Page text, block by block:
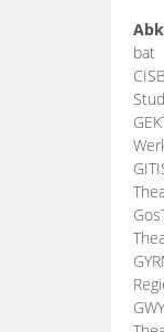
bat